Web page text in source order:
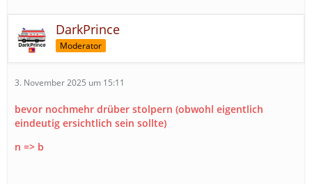
Da die Fahrzeuganforderung aber gleich bleiben oder
keine großen Unterschiede aufweisen, würde ich jetzt
nicht mit zwei Varianten arbeiten, wo bei einem nur
wenig kaputt ist und es kaum Verletzte gibt und beim
Feuer und Verletzte sind...
Deshalb gibt es nur einen Einsatz, ohne verschiedene
Variationen
Hier sind ein paar Beispiele, wo es zu solch einen Vorfall
DarkPrince
Moderator
3. November 2025 um 15:11
bevor nochmehr drüber stolpern (obwohl eigentlich
eindeutig ersichtlich sein sollte)
n => b